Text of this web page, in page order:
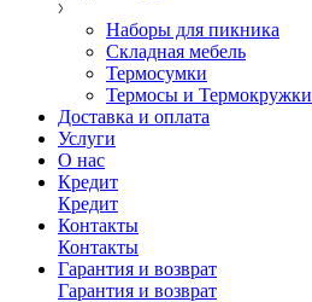
Наборы для пикника
Складная мебель
Термосумки
Термосы и Термокружки
Доставка и оплата
Услуги
О нас
Кредит
Кредит
Контакты
Контакты
Гарантия и возврат
Гарантия и возврат